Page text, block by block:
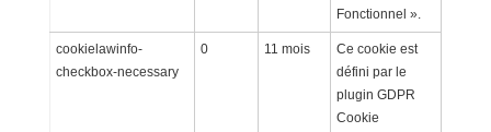
Fonctionnel ».
cookielawinfo-
checkbox-necessary
0 11 mois
Ce cookie est
défini par le
plugin GDPR
Cookie